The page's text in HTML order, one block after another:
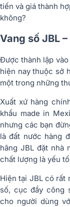
tiến và giá thành
không?
Vang số JBL
Được thành lập
hiện nay thuộc sở
một trong những
Xuất xứ hàng
khẩu made in
nhưng các bạn
là đất nước hàng
hãng JBL đặt nhà
chất lượng là yếu
Hiện tại JBL có rất
số, cục đẩy công
cho người dùng